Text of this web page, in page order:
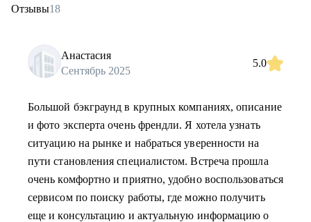
Отзывы18
Анастасия
Сентябрь 2025
5.0
Большой бэкграунд в крупных компаниях, описание
и фото эксперта очень френдли. Я хотела узнать
ситуацию на рынке и набраться уверенности на
пути становления специалистом. Встреча прошла
очень комфортно и приятно, удобно воспользоваться
сервисом по поиску работы, где можно получить
еще и консультацию и актуальную информацию о